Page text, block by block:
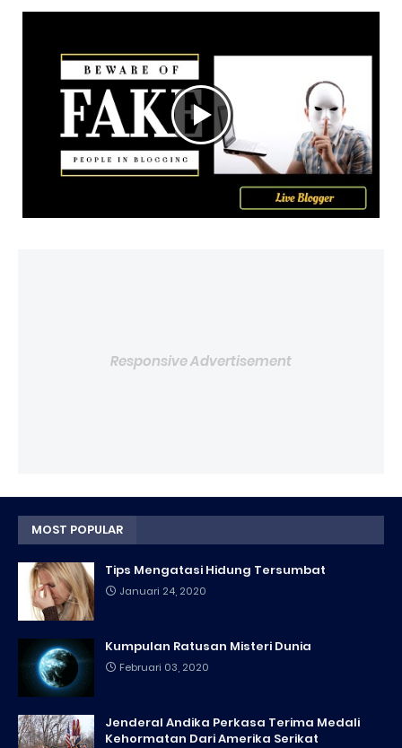
Responsive Advertisement
MOST POPULAR
Tips Mengatasi Hidung Tersumbat
Januari 24, 2020
Kumpulan Ratusan Misteri Dunia
Februari 03, 2020
Jenderal Andika Perkasa Terima Medali
Kehormatan Dari Amerika Serikat